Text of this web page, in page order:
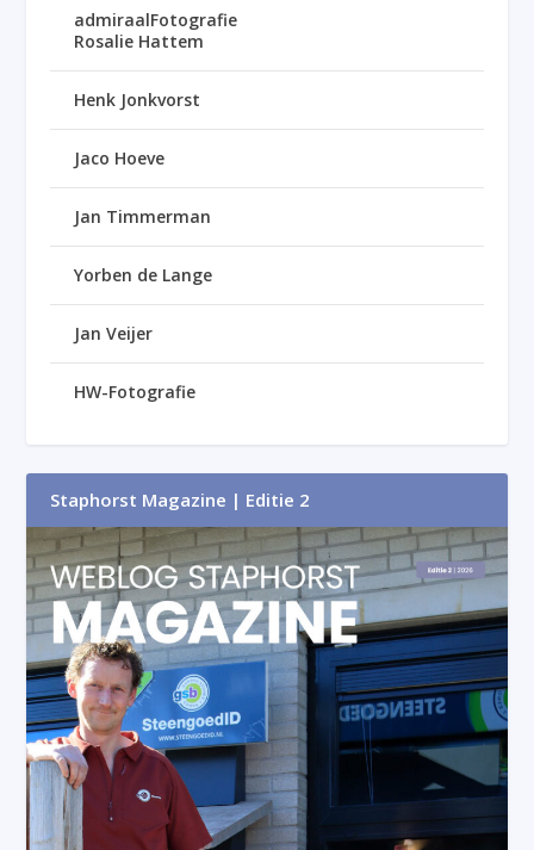
admiraalFotografie
Rosalie Hattem
Henk Jonkvorst
Jaco Hoeve
Jan Timmerman
Yorben de Lange
Jan Veijer
HW-Fotografie
Staphorst Magazine | Editie 2